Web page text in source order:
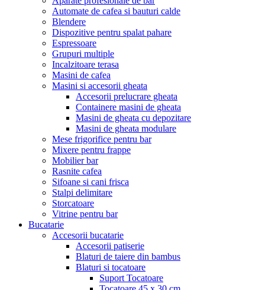
Automate de cafea si bauturi calde
Blendere
Dispozitive pentru spalat pahare
Espressoare
Grupuri multiple
Incalzitoare terasa
Masini de cafea
Masini si accesorii gheata
Accesorii prelucrare gheata
Containere masini de gheata
Masini de gheata cu depozitare
Masini de gheata modulare
Mese frigorifice pentru bar
Mixere pentru frappe
Mobilier bar
Rasnite cafea
Sifoane si cani frisca
Stalpi delimitare
Storcatoare
Vitrine pentru bar
Bucatarie
Accesorii bucatarie
Accesorii patiserie
Blaturi de taiere din bambus
Blaturi si tocatoare
Suport Tocatoare